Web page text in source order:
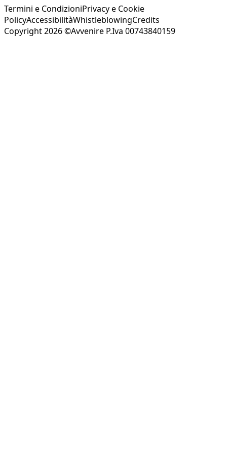
Termini e CondizioniPrivacy e Cookie
PolicyAccessibilitàWhistleblowingCredits
Copyright 2026 ©Avvenire P.Iva 00743840159